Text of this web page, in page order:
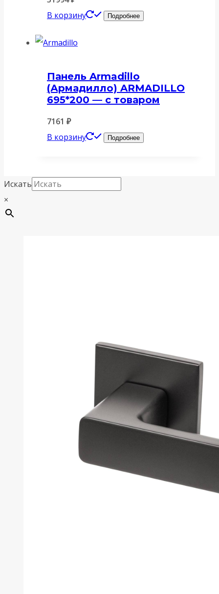
В корзину
Подробнее
Панель Armadillo
(Армадилло) ARMADILLO
695*200 — c товаром
7161 ₽
В корзину
Подробнее
Искать
×